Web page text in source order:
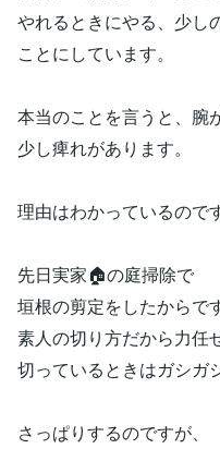
やれるときにやる、少し
ことにしています。
本当のことを言うと、腕
少し痺れがあります。
理由はわかっているのです
先日実家🏠の庭掃除で
垣根の剪定をしたからです
素人の切り方だから力任
切っているときはガシガ
さっぱりするのですが、